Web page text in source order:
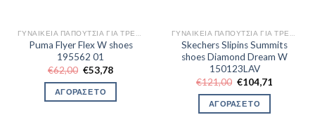
ΓΥΝΑΙΚΕΊΑ ΠΑΠΟΎΤΣΙΑ ΓΙΑ ΤΡΈΞΙΜΟ
Puma Flyer Flex W shoes
195562 01
€62,00 Original
price
was:
€62,00.
€53,78Η
τιμή
€53,78.
ΑΓΟΡΑΣΕ ΤΟ
ΓΥΝΑΙΚΕΊΑ ΠΑΠΟΎΤΣΙΑ ΓΙΑ ΤΡΈΞΙΜΟ
Skechers Slipins Summits
shoes Diamond Dream W
150123LAV
€121,00 Original
was:
€121,00.
€104,71
ΑΓΟΡΑΣΕ ΤΟ